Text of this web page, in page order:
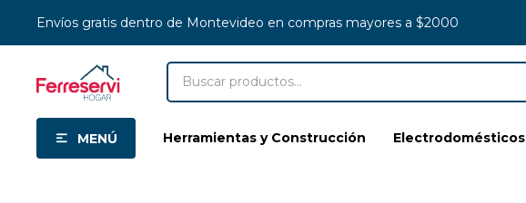
MENÚ Herramientas y Construcción Electrodomésticos
Envíos gratis dentro de Montevideo en compras mayores a $2000